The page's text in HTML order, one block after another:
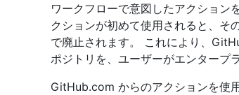
ワークフローで意図したアクショ
クションが初めて使用されると、そ
で廃止されます。 これにより、
ポジトリを、ユーザーがエンタープ
GitHub.com からのアクションを使